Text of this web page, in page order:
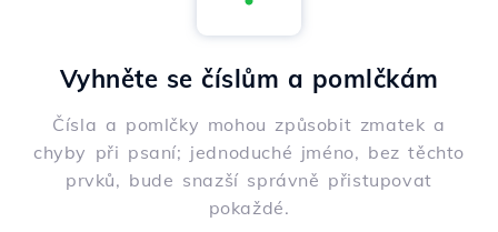
Vyhněte se číslům a pomlčkám
Čísla a pomlčky mohou způsobit zmatek a
chyby při psaní; jednoduché jméno, bez těchto
prvků, bude snazší správně přistupovat
pokaždé.